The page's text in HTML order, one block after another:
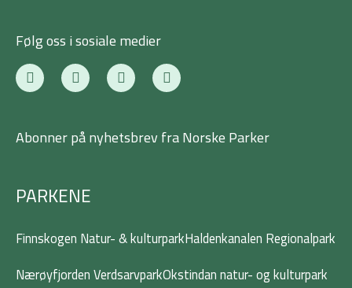
Følg oss i sosiale medier
F
a
c
o
-
f
T
w
i
e
I
n
s
a
g
L
i
n
e
d
Abonner på nyhetsbrev fra Norske Parker
PARKENE
Finnskogen Natur- & kulturparkHaldenkanalen Regionalpark
Nærøyfjorden VerdsarvparkOkstindan natur- og kulturpark